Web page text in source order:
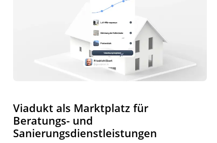
Viadukt als Marktplatz für
Beratungs- und
Sanierungsdienstleistungen